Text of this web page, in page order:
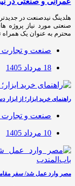
هلدینگ نیدصنعت در
صنعتی مورد نیاز پروژه
محترم به عنوان یک
صنعت و تجارت
18 مرداد 1405
راهنمای خرید ابزار؛ از
صنعت و تجارت
10 مرداد 1405
مصر وارد عمل شد/ سفر